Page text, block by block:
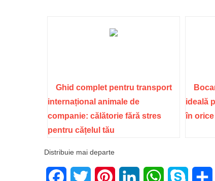
Ghid complet pentru transport
internațional animale de
companie: călătorie fără stres
pentru cățelul tău
ideală
în
Distribuie mai departe
FacebookTwitter PinterestLinkedIn WhatsAppSkype